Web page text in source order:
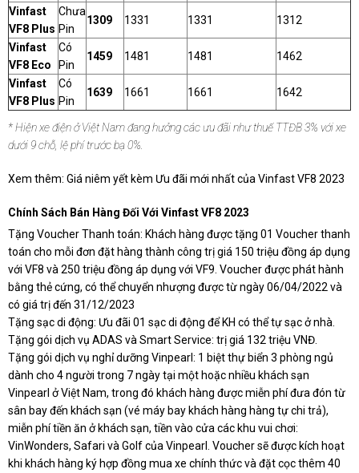
Vinfast
VF8 Plus
Chưa
Pin
1309 1331 1331 1312
Vinfast
VF8 Eco
Có
Pin
1459 1481 1481 1462
Vinfast
VF8 Plus
Có
Pin
1639 1661 1661 1642
* Hiện xe điện ở Việt Nam đang hưởng các ưu đãi như thuế TTĐB 3% với xe
dưới 9 chỗ, lệ phí trước bạ 0%.
Xem thêm: Giá niêm yết kèm Ưu đãi mới nhất của Vinfast VF8 2023
Chính Sách Bán Hàng Đối Với Vinfast VF8 2023
Tặng Voucher Thanh toán: Khách hàng được tặng 01 Voucher thanh
toán cho mỗi đơn đặt hàng thành công trị giá 150 triệu đồng áp dụng
với VF8 và 250 triệu đồng áp dụng với VF9. Voucher được phát hành
bằng thẻ cứng, có thể chuyển nhượng được từ ngày 06/04/2022 và
có giá trị đến 31/12/2023
Tặng sạc di động: Ưu đãi 01 sạc di động để KH có thể tự sạc ở nhà.
Tặng gói dịch vụ ADAS và Smart Service: trị giá 132 triệu VNĐ.
Tặng gói dịch vụ nghỉ dưỡng Vinpearl: 1 biệt thự biển 3 phòng ngủ
dành cho 4 người trong 7 ngày tại một hoặc nhiều khách sạn
Vinpearl ở Việt Nam, trong đó khách hàng được miễn phí đưa đón từ
sân bay đến khách sạn (vé máy bay khách hàng hàng tự chi trả),
miễn phí tiền ăn ở khách sạn, tiền vào cửa các khu vui chơi:
VinWonders, Safari và Golf của Vinpearl. Voucher sẽ được kích hoạt
khi khách hàng ký hợp đồng mua xe chính thức và đặt cọc thêm 40